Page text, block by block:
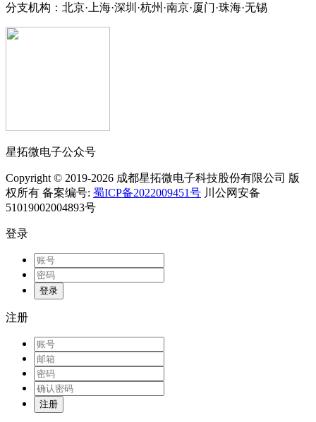
分支机构：北京·上海·深圳·杭州·南京·厦门·珠海·无锡
星拓微电子公众号
Copyright © 2019-2026 成都星拓微电子科技股份有限公司 版
权所有 备案编号: 蜀ICP备2022009451号 川公网安备
51019002004893号
登录
登录
注册
注册